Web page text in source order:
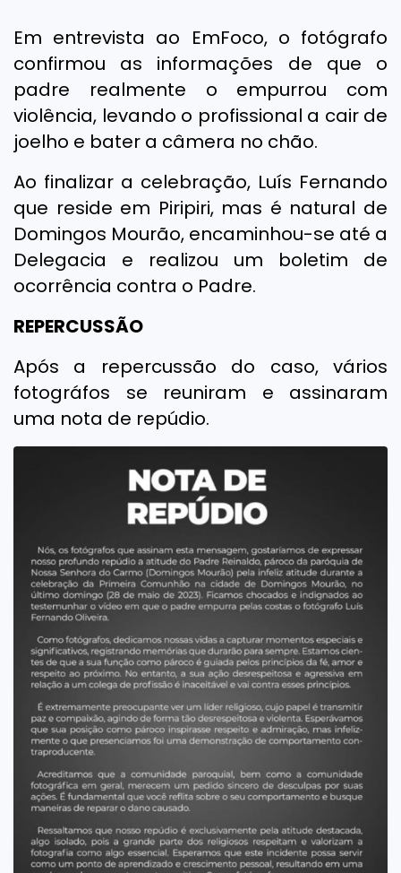
Em entrevista ao EmFoco, o fotógrafo
confirmou as informações de que o
padre realmente o empurrou com
violência, levando o profissional a cair de
joelho e bater a câmera no chão.
Ao finalizar a celebração, Luís Fernando
que reside em Piripiri, mas é natural de
Domingos Mourão, encaminhou-se até a
Delegacia e realizou um boletim de
ocorrência contra o Padre.
REPERCUSSÃO
Após a repercussão do caso, vários
fotográfos se reuniram e assinaram
uma nota de repúdio.